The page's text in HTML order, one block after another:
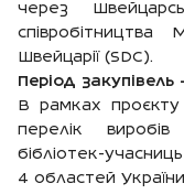
через
співробітництва
Швейцарії (SDС).
Період
В рамках проєкту
перелік
бібліотек-
4 областей